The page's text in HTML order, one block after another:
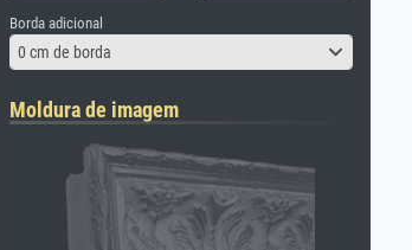
Borda adicional
0 cm de borda
Moldura de imagem